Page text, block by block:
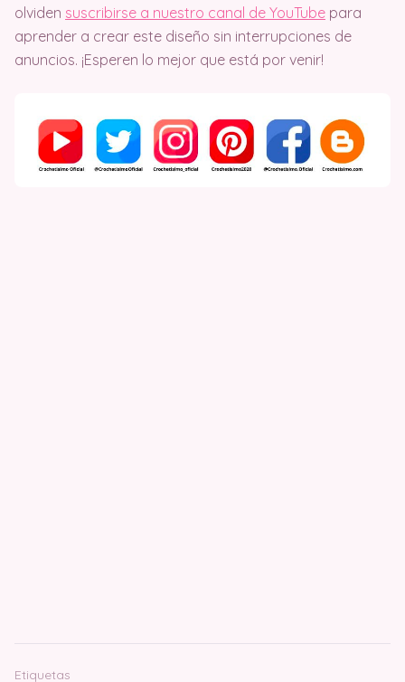
olviden suscribirse a nuestro canal de YouTube para
aprender a crear este diseño sin interrupciones de
anuncios. ¡Esperen lo mejor que está por venir!
Etiquetas